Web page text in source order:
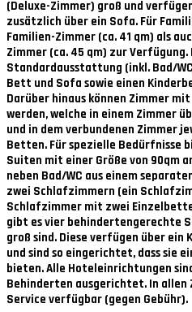
(Deluxe-Zimmer) groß und
zusätzlich über ein Sofa. Für
Familien-Zimmer (ca. 41 qm) als
Zimmer (ca. 45 qm) zur
Standardausstattung (inkl. Bad/
Bett und Sofa sowie einen
Darüber hinaus können Zimmer
werden, welche in einem Zimmer
und in dem verbundenen Zimmer
Betten. Für spezielle Bedürfnisse
Suiten mit einer Größe von 90qm
neben Bad/WC aus einem
zwei Schlafzimmern (ein
Schlafzimmer mit zwei
gibt es vier behindertengerechte
groß sind. Diese verfügen über
und sind so eingerichtet, dass sie
bieten. Alle Hoteleinrichtungen
Behinderten ausgerichtet. In allen
Service verfügbar (gegen Gebühr).